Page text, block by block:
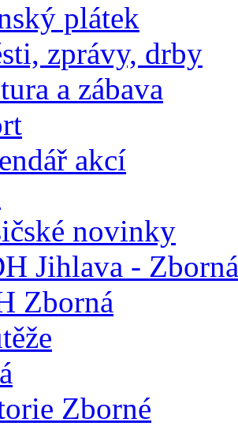
plátek
zprávy, drby
a zábava
akcí
novinky
Jihlava - Zborná
Zborná
Zborné